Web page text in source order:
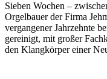
Sieben Wochen –
Orgelbauer der Firma
vergangener Jahrzehnte
gereinigt, mit großer
den Klangkörper einer